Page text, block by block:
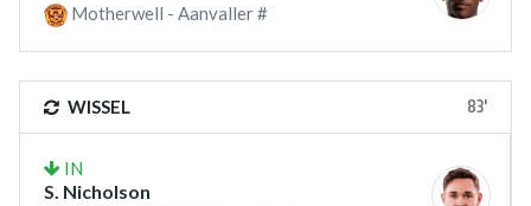
Motherwell - Aanvaller #
WISSEL 83'
IN
S. Nicholson